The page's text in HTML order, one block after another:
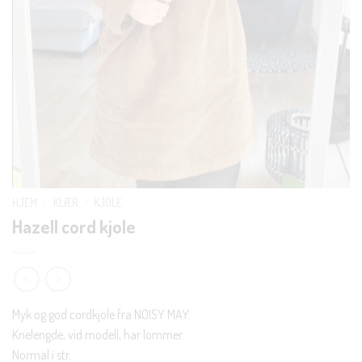
Hazell cord kjole
Myk og god cordkjole fra NOISY MAY.
Knelengde, vid modell, har lommer.
Normal i str.